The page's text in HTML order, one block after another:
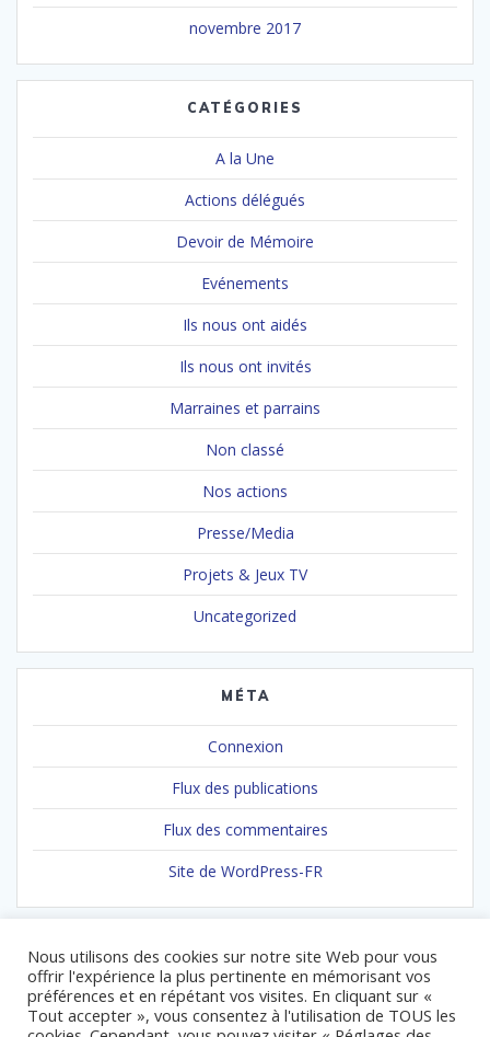
novembre 2017
CATÉGORIES
A la Une
Actions délégués
Devoir de Mémoire
Evénements
Ils nous ont aidés
Ils nous ont invités
Marraines et parrains
Non classé
Nos actions
Presse/Media
Projets & Jeux TV
Uncategorized
MÉTA
Connexion
Flux des publications
Flux des commentaires
Site de WordPress-FR
Nous utilisons des cookies sur notre site Web pour vous
offrir l'expérience la plus pertinente en mémorisant vos
préférences et en répétant vos visites. En cliquant sur «
Tout accepter », vous consentez à l'utilisation de TOUS les